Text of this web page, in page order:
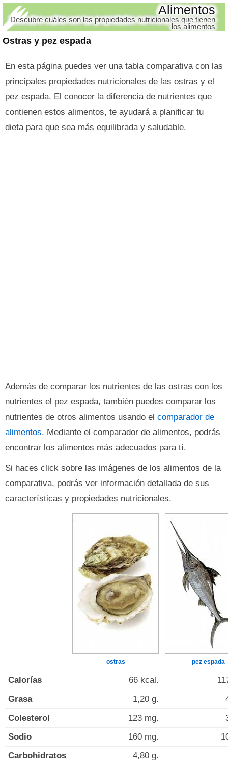
Ostras y pez espada
Alimentos
Descubre cuáles son las propiedades nutricionales que tienen
los alimentos
En esta página puedes ver una tabla comparativa con las
principales propiedades nutricionales de las ostras y el
pez espada. El conocer la diferencia de nutrientes que
contienen estos alimentos, te ayudará a planificar tu
dieta para que sea más equilibrada y saludable.
Además de comparar los nutrientes de las ostras con los
nutrientes el pez espada, también puedes comparar los
nutrientes de otros alimentos usando el comparador de
alimentos. Mediante el comparador de alimentos, podrás
encontrar los alimentos más adecuados para tí.
Si haces click sobre las imágenes de los alimentos de la
comparativa, podrás ver información detallada de sus
características y propiedades nutricionales.
ostras pez espada
Calorías 66 kcal.
Grasa
1,20 g.
Colesterol
123 mg.
Sodio
160 mg.
Carbohidratos
4,80 g.